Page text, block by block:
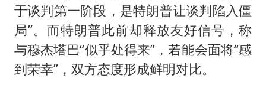
于谈判第一阶段，是特朗普让谈判陷入僵
局”。而特朗普此前却释放友好信号，称
与穆杰塔巴“似乎处得来”，若能会面将“感
到荣幸”，双方态度形成鲜明对比。